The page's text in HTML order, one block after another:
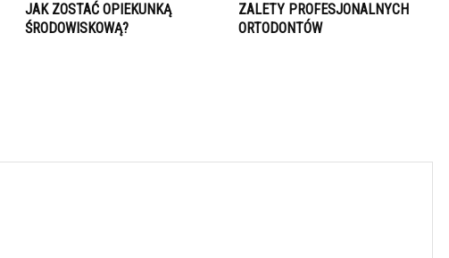
JAK ZOSTAĆ OPIEKUNKĄ
ŚRODOWISKOWĄ?
ZALETY PROFESJONALNYCH
ORTODONTÓW